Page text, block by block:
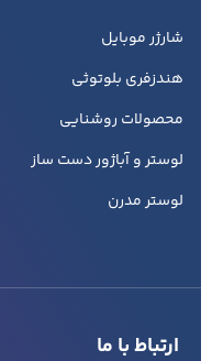
شارژر موبایل
هندزفری بلوتوثی
محصولات روشنایی
لوستر و آباژور دست ساز
لوستر مدرن
ارتباط با ما